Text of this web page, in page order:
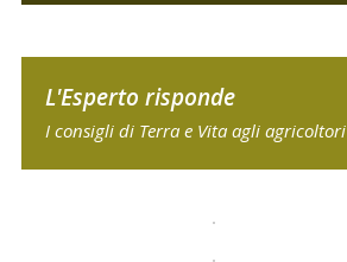
L'Esperto risponde
I consigli di Terra e Vita agli agricoltori